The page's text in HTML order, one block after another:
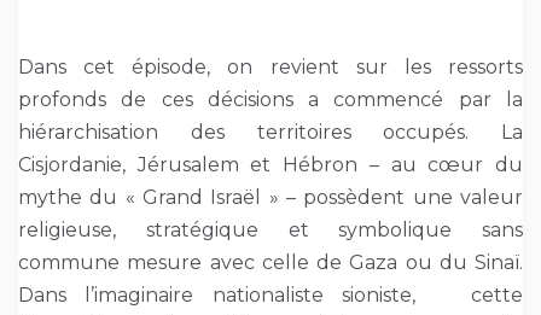
Dans cet épisode, on revient sur les ressorts
profonds de ces décisions a commencé par la
hiérarchisation des territoires occupés. La
Cisjordanie, Jérusalem et Hébron – au cœur du
mythe du « Grand Israël » – possèdent une valeur
religieuse, stratégique et symbolique sans
commune mesure avec celle de Gaza ou du Sinaï.
Dans l’imaginaire nationaliste sioniste, cette